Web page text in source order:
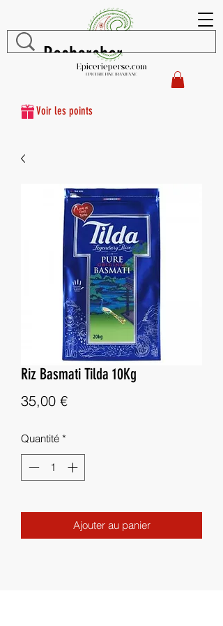
Voir les points
Riz Basmati Tilda 10Kg
35,00 €Prix
Quantité *
Ajouter au panier